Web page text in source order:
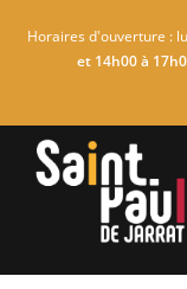
Horaires d'ouverture :
et 14h00 à